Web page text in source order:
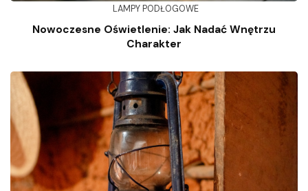
LAMPY PODŁOGOWE
Nowoczesne Oświetlenie: Jak Nadać Wnętrzu
Charakter